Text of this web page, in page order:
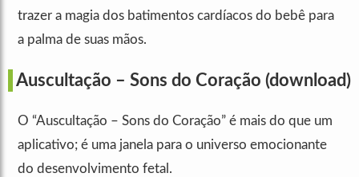
trazer a magia dos batimentos cardíacos do bebê para
a palma de suas mãos.
Auscultação – Sons do Coração (download)
O “Auscultação – Sons do Coração” é mais do que um
aplicativo; é uma janela para o universo emocionante
do desenvolvimento fetal.